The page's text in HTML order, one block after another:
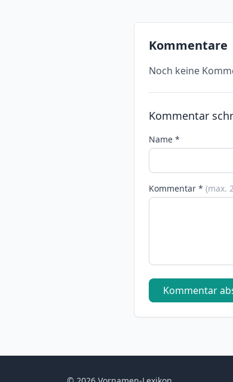
Kommentare
Noch keine
Kommentar
Name *
Kommentar * (max.
Kommentar